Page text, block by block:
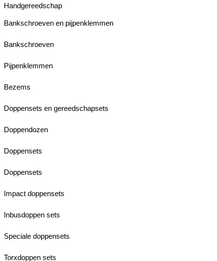
Handgereedschap
Bankschroeven en pijpenklemmen
Bankschroeven
Pijpenklemmen
Bezems
Doppensets en gereedschapsets
Doppendozen
Doppensets
Doppensets
Impact doppensets
Inbusdoppen sets
Speciale doppensets
Torxdoppen sets